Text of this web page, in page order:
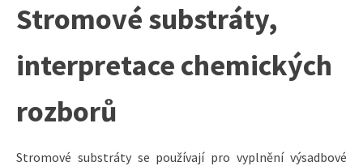
Stromové substráty,
interpretace chemických
rozborů
Stromové substráty se používají pro vyplnění výsadbové